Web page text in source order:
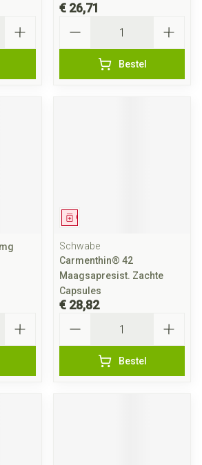
€ 26,71
Bestel
Geneesmiddel
Schwabe
Carmenthin® 42
Maagsapresist. Zachte
Capsules
€ 28,82
Bestel